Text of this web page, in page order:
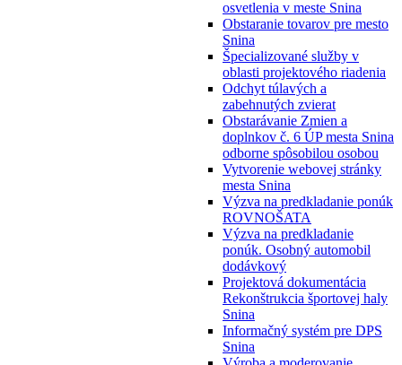
osvetlenia v meste Snina
Obstaranie tovarov pre mesto
Snina
Špecializované služby v
oblasti projektového riadenia
Odchyt túlavých a
zabehnutých zvierat
Obstarávanie Zmien a
doplnkov č. 6 ÚP mesta Snina
odborne spôsobilou osobou
Vytvorenie webovej stránky
mesta Snina
Výzva na predkladanie ponúk
ROVNOŠATA
Výzva na predkladanie
ponúk. Osobný automobil
dodávkový
Projektová dokumentácia
Rekonštrukcia športovej haly
Snina
Informačný systém pre DPS
Snina